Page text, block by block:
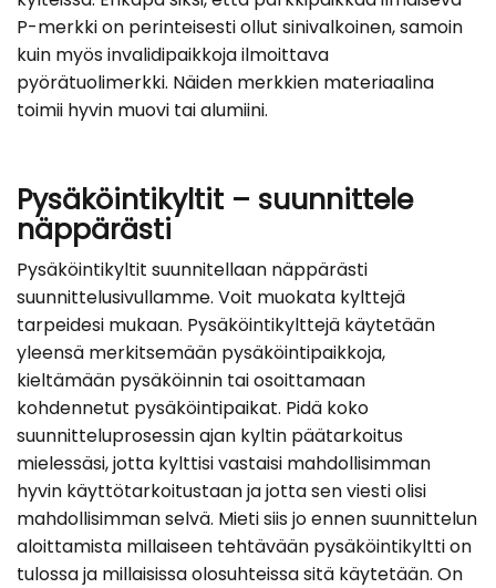
P-merkki on perinteisesti ollut sinivalkoinen, samoin
kuin myös invalidipaikkoja ilmoittava
pyörätuolimerkki. Näiden merkkien materiaalina
toimii hyvin muovi tai alumiini.
Pysäköintikyltit – suunnittele
näppärästi
Pysäköintikyltit suunnitellaan näppärästi
suunnittelusivullamme. Voit muokata kylttejä
tarpeidesi mukaan. Pysäköintikylttejä käytetään
yleensä merkitsemään pysäköintipaikkoja,
kieltämään pysäköinnin tai osoittamaan
kohdennetut pysäköintipaikat. Pidä koko
suunnitteluprosessin ajan kyltin päätarkoitus
mielessäsi, jotta kylttisi vastaisi mahdollisimman
hyvin käyttötarkoitustaan ja jotta sen viesti olisi
mahdollisimman selvä. Mieti siis jo ennen suunnittelun
aloittamista millaiseen tehtävään pysäköintikyltti on
tulossa ja millaisissa olosuhteissa sitä käytetään. On